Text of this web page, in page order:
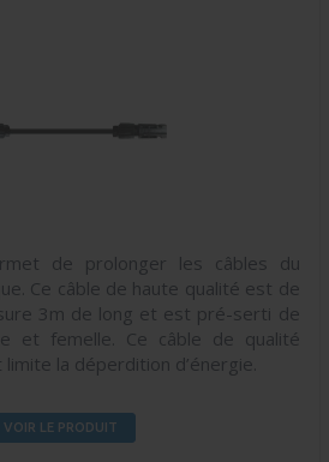
de prolonger les câbles du
Ce câble de haute qualité est de
3m de long et est pré-serti de
et femelle. Ce câble de qualité
la déperdition d’énergie.
VOIR LE PRODUIT